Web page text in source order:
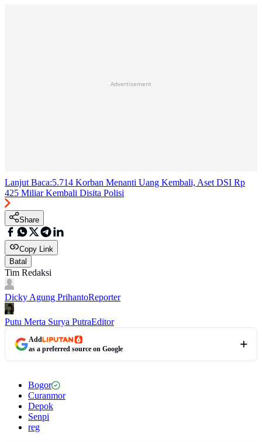
Advertisement
Lanjut Baca:5.714 Korban Menanti Uang Kembali, Aset DSI Rp
425 Miliar Kembali Disita Polisi
Share
Copy Link
Batal
Tim Redaksi
Dicky Agung PrihantoReporter
Putu Merta Surya PutraEditor
Add
as a preferred source on Google
Bogor
Curanmor
Depok
Senpi
reg